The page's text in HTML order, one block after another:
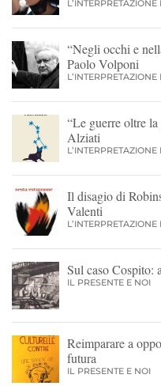
L’INTERPRETAZIONE
“Negli occhi e
Paolo Volponi
L’INTERPRETAZIONE
“Le guerre oltre
Alziati
L’INTERPRETAZIONE
Il disagio di
Valenti
L’INTERPRETAZIONE
Sul caso Cospito:
IL PRESENTE E NOI
Reimparare a
futura
IL PRESENTE E NOI